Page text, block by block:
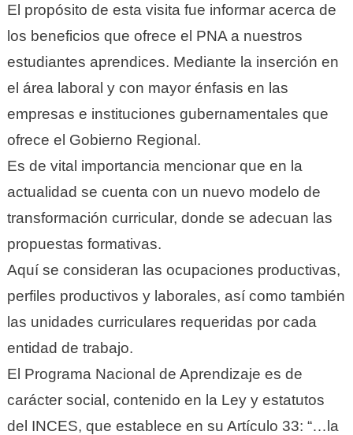
El propósito de esta visita fue informar acerca de
los beneficios que ofrece el PNA a nuestros
estudiantes aprendices. Mediante la inserción en
el área laboral y con mayor énfasis en las
empresas e instituciones gubernamentales que
ofrece el Gobierno Regional.
Es de vital importancia mencionar que en la
actualidad se cuenta con un nuevo modelo de
transformación curricular, donde se adecuan las
propuestas formativas.
Aquí se consideran las ocupaciones productivas,
perfiles productivos y laborales, así como también
las unidades curriculares requeridas por cada
entidad de trabajo.
El Programa Nacional de Aprendizaje es de
carácter social, contenido en la Ley y estatutos
del INCES, que establece en su Artículo 33: “…la